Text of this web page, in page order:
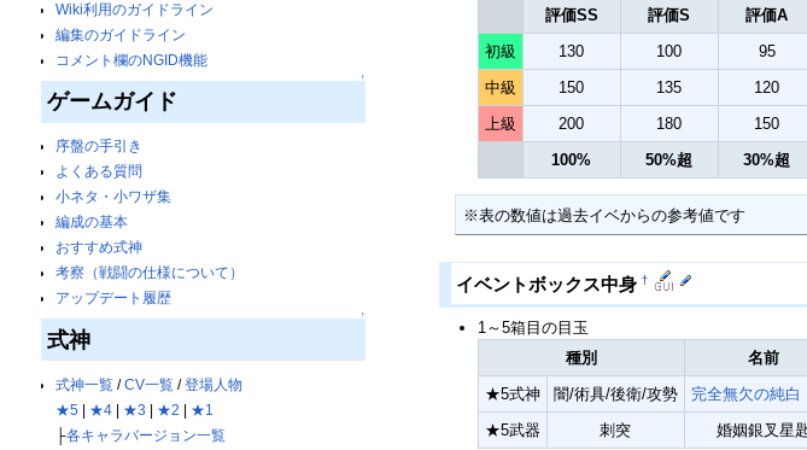
Wiki利用のガイドライン
編集のガイドライン
コメント欄のNGID機能
↑
ゲームガイド
序盤の手引き
よくある質問
小ネタ・小ワザ集
編成の基本
おすすめ式神
考察（戦闘の仕様について）
アップデート履歴
↑
式神
式神一覧/CV一覧/登場人物
★5| ★4| ★3 | ★2 | ★1
├各キャラバージョン一覧
評価SS
評価S 評価A
100% 50%超 30%超
初級 130 100 95
中級
150 135 120
上級
200 180 150
※表の数値は過去イベからの参考値です
イベントボックス中身†
1～5箱目の目玉
種別
名前
★5式神
闇/術具/後衛/攻勢
完全無欠の純白
★5武器
刺突 婚姻銀叉星